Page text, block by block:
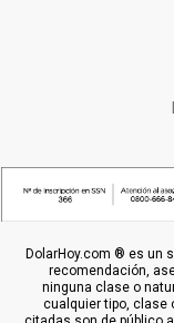
DolarHoy.com ® es un
recomendación,
ninguna clase o
cualquier tipo, clase